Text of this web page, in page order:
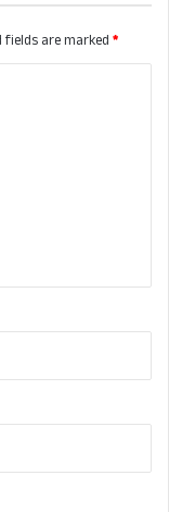
fields are marked *